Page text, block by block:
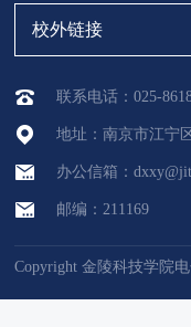
校外链接
联系电话：025-
地址：南京市江宁
办公信箱：
邮编：211169
Copyright 金陵科技学院